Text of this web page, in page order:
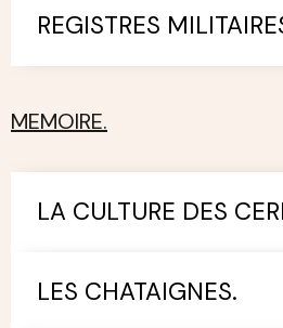
REGISTRES
MEMOIRE.
LA CULTURE DES
LES CHATAIGNES.